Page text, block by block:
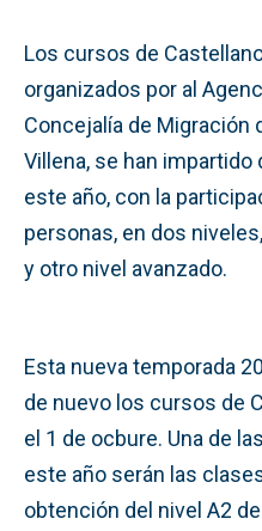
Los cursos de
organizados por al
Concejalía de Migración
Villena, se han
este año, con la
personas, en dos
y otro nivel avanzado.
Esta nueva temporada
de nuevo los cursos de
el 1 de ocbure. Una de
este año serán las
obtención del nivel A2